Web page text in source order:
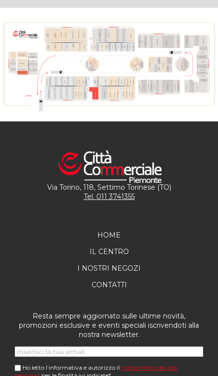
Via Torino, 118, Settimo Torinese (TO)
Tel. 011 3741355
HOME
IL CENTRO
I NOSTRI NEGOZI
CONTATTI
Resta sempre aggiornato sulle ultime novità,
promozioni esclusive e eventi speciali iscrivendoti alla
nostra newsletter.
Ho letto l’informativa e autorizzo il trattamento dei dati